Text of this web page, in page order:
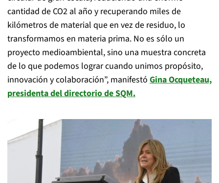
cantidad de CO2 al año y recuperando miles de
kilómetros de material que en vez de residuo, lo
transformamos en materia prima. No es sólo un
proyecto medioambiental, sino una muestra concreta
de lo que podemos lograr cuando unimos propósito,
innovación y colaboración”, manifestó Gina Ocqueteau,
presidenta del directorio de SQM.